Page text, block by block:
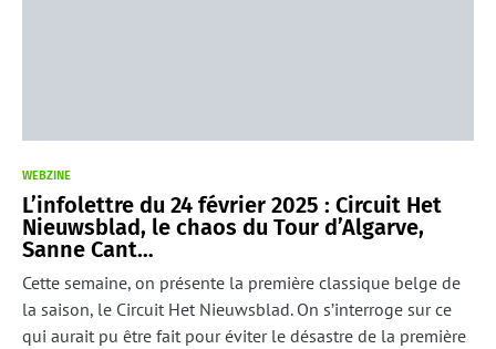
WEBZINE
L’infolettre du 24 février 2025 : Circuit Het
Nieuwsblad, le chaos du Tour d’Algarve,
Sanne Cant…
Cette semaine, on présente la première classique belge de
la saison, le Circuit Het Nieuwsblad. On s’interroge sur ce
qui aurait pu être fait pour éviter le désastre de la première